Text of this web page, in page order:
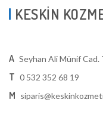
KESKİN
A Seyhan Ali Münif Cad.
T 0 532 352 68 19
M